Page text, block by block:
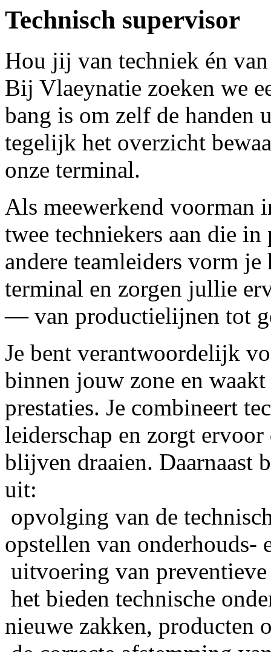
Technisch supervisor
Hou jij van techniek én
Bij Vlaeynatie zoeken we
bang is om zelf de handen
tegelijk het overzicht
onze terminal.
Als meewerkend voorman
twee techniekers aan die
andere teamleiders vorm
terminal en zorgen jullie
— van productielijnen tot
Je bent verantwoordelijk
binnen jouw zone en
prestaties. Je combineert
leiderschap en zorgt
blijven draaien. Daarnaast
uit:
opvolging van de
opstellen van onderhouds-
uitvoering van
het bieden technische
nieuwe zakken, producten